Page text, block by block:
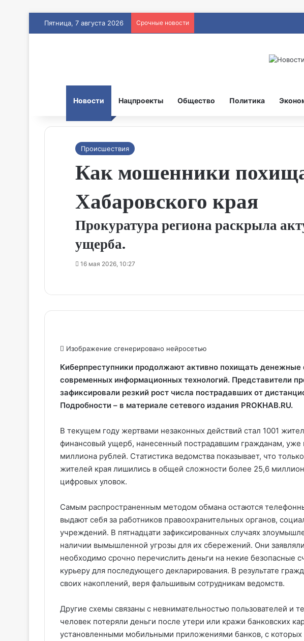
Пятница, 7 августа 2026 Срочные новости
Новости Нацпроекты Общество Политика
Происшествия
Как мошенники
Хабаровского края
Прокуратура региона раскрыла
ущерба.
16 мая 2026, 10:27
Изображение сгенерировано нейросетью
Киберпреступники продолжают активно похищать
современных информационных технологий. Представители
зафиксировали резкий рост числа пострадавших от
Подробности – в материале сетевого издания PROKHAB.RU.
В текущем году жертвами незаконных действий стал 1001
финансовый ущерб, нанесенный пострадавшим гражданам, уже
миллиона рублей. Статистика ведомства показывает, что
жителей края лишились в общей сложности более 25,6
цифровых уловок.
Самым распространенным методом обмана остаются
выдают себя за работников правоохранительных органов,
учреждений. В пятнадцати зафиксированных случаях
наличии вымышленной угрозы для их сбережений. Они
необходимо срочно перечислить деньги на некие безопасные
курьеру для последующего декларирования. В результате
своих накоплений, веря фальшивым сотрудникам ведомств.
Другие схемы связаны с невнимательностью пользователей и
человек потеряли деньги после утери или кражи банковских
установленными мобильными приложениями банков, с которых